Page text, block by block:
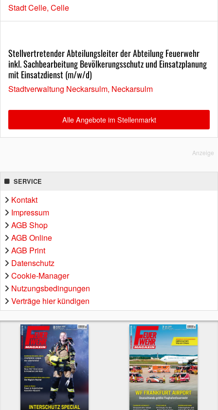
Stadt Celle, Celle
Stellvertretender Abteilungsleiter der Abteilung Feuerwehr
inkl. Sachbearbeitung Bevölkerungsschutz und Einsatzplanung
mit Einsatzdienst (m/w/d)
Stadtverwaltung Neckarsulm, Neckarsulm
Alle Angebote im Stellenmarkt
Anzeige
SERVICE
Kontakt
Impressum
AGB Shop
AGB Online
AGB Print
Datenschutz
Cookie-Manager
Nutzungsbedingungen
Verträge hier kündigen